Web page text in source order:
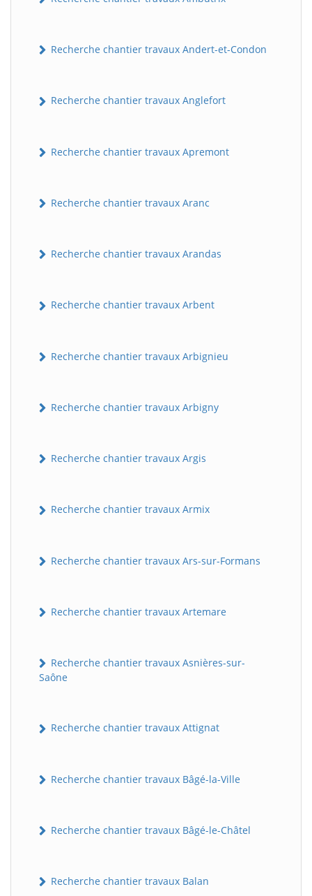
Recherche chantier travaux Andert-et-Condon
Recherche chantier travaux Anglefort
Recherche chantier travaux Apremont
Recherche chantier travaux Aranc
Recherche chantier travaux Arandas
Recherche chantier travaux Arbent
Recherche chantier travaux Arbignieu
Recherche chantier travaux Arbigny
Recherche chantier travaux Argis
Recherche chantier travaux Armix
Recherche chantier travaux Ars-sur-Formans
Recherche chantier travaux Artemare
Recherche chantier travaux Asnières-sur-
Saône
Recherche chantier travaux Attignat
Recherche chantier travaux Bâgé-la-Ville
Recherche chantier travaux Bâgé-le-Châtel
Recherche chantier travaux Balan